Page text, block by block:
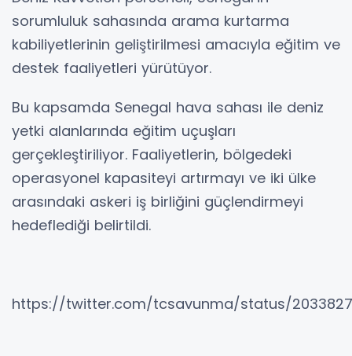
sorumluluk sahasında arama kurtarma
kabiliyetlerinin geliştirilmesi amacıyla eğitim ve
destek faaliyetleri yürütüyor.
Bu kapsamda Senegal hava sahası ile deniz
yetki alanlarında eğitim uçuşları
gerçekleştiriliyor. Faaliyetlerin, bölgedeki
operasyonel kapasiteyi artırmayı ve iki ülke
arasındaki askeri iş birliğini güçlendirmeyi
hedeflediği belirtildi.
https://twitter.com/tcsavunma/status/